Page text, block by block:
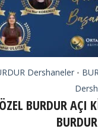
Dershaneler •
ÖZEL BURDUR AÇI